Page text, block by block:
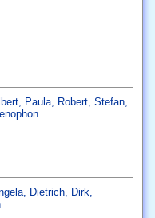
, Paula, Robert, Stefan,
, Dietrich, Dirk